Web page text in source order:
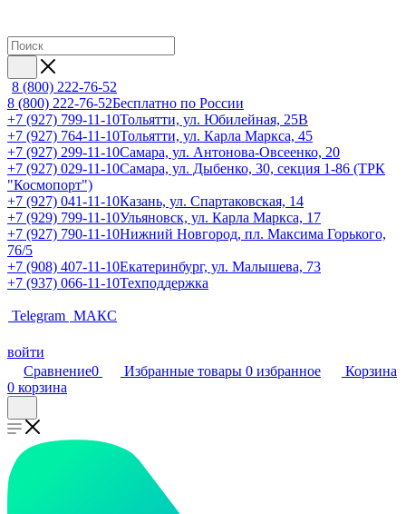
8 (800) 222-76-52
8 (800) 222-76-52Бесплатно по России
+7 (927) 799-11-10Тольятти, ул. Юбилейная, 25В
+7 (927) 764-11-10Тольятти, ул. Карла Маркса, 45
+7 (927) 299-11-10Самара, ул. Антонова-Овсеенко, 20
+7 (927) 029-11-10Самара, ул. Дыбенко, 30, секция 1-86 (ТРК
"Космопорт")
+7 (927) 041-11-10Казань, ул. Спартаковская, 14
+7 (929) 799-11-10Ульяновск, ул. Карла Маркса, 17
+7 (927) 790-11-10Нижний Новгород, пл. Максима Горького,
76/5
+7 (908) 407-11-10Екатеринбург, ул. Малышева, 73
+7 (937) 066-11-10Техподдержка
Telegram МАКС
войти
Сравнение0 Избранные товары 0 избранное
Корзина
0 корзина